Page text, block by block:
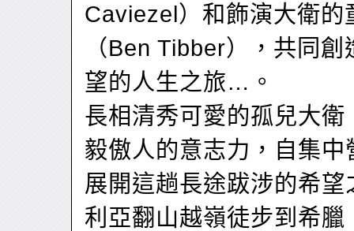
Caviezel）和飾演大衛的
（Ben Tibber），共同
望的人生之旅…。
長相清秀可愛的孤兒大衛
毅傲人的意志力，自集中
展開這趟長途跋涉的希望
利亞翻山越嶺徒步到希臘